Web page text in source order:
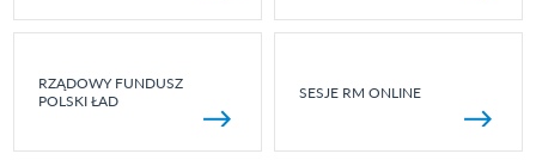
RZĄDOWY FUNDUSZ
POLSKI ŁAD
SESJE RM ONLINE